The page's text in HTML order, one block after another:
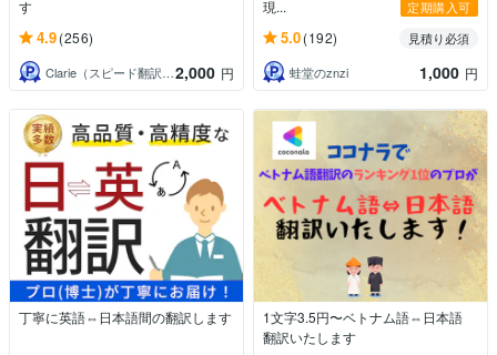
す
4.9(256)
Clarie（スピード翻訳・校正と選書） 2,000 円
現...
定期購入可
5.0(192)
見積り必須
蛙堂のznzi
1,000 円
丁寧に英語⇔日本語間の翻訳します
1文字3.5円〜ベトナム語⇔日本語
翻訳いたします